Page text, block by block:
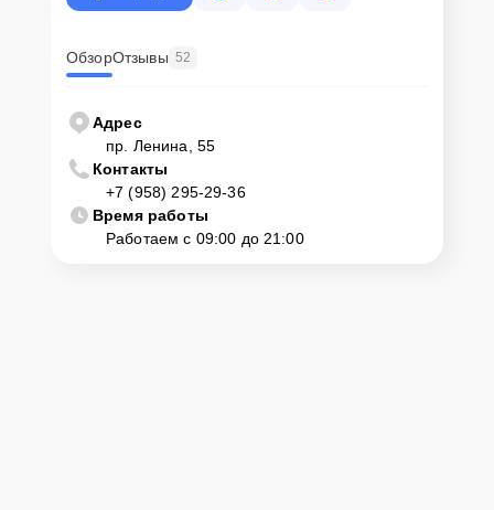
ОбзорОтзывы 52
Адрес
пр. Ленина, 55
Контакты
+7 (958) 295-29-36
Время работы
Работаем с 09:00 до 21:00